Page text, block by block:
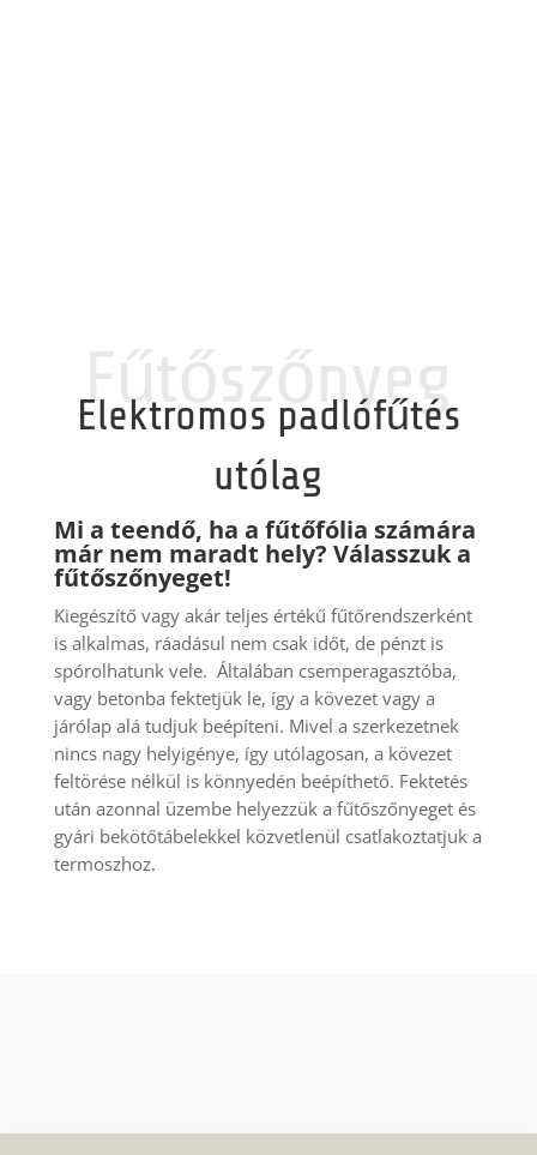
Fűtőszőnyeg
Elektromos padlófűtés
utólag
Mi a teendő, ha a fűtőfólia számára
már nem maradt hely? Válasszuk a
fűtőszőnyeget!
Kiegészítő vagy akár teljes értékű fűtőrendszerként
is alkalmas, ráadásul nem csak időt, de pénzt is
spórolhatunk vele. Általában csemperagasztóba,
vagy betonba fektetjük le, így a kövezet vagy a
járólap alá tudjuk beépíteni. Mivel a szerkezetnek
nincs nagy helyigénye, így utólagosan, a kövezet
feltörése nélkül is könnyedén beépíthető. Fektetés
után azonnal üzembe helyezzük a fűtőszőnyeget és
gyári bekötőtábelekkel közvetlenül csatlakoztatjuk a
termoszhoz.